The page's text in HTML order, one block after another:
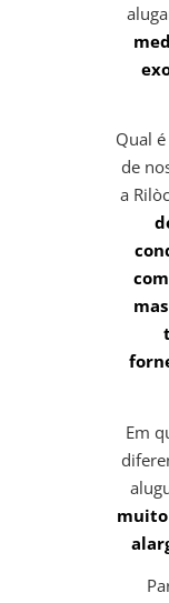
Qual
de
a
Em